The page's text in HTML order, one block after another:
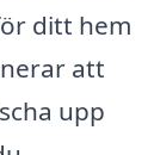
ditt hem
att
upp